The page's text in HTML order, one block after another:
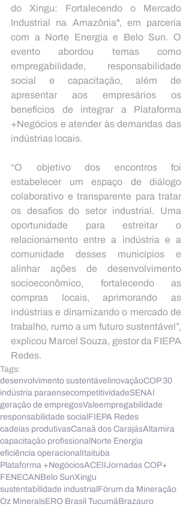
do Xingu: Fortalecendo o Mercado
Industrial na Amazônia", em parceria
com a Norte Energia e Belo Sun. O
evento abordou temas como
empregabilidade, responsabilidade
social e capacitação, além de
apresentar aos empresários os
benefícios de integrar a Plataforma
+Negócios e atender às demandas das
indústrias locais.
“O objetivo dos encontros foi
estabelecer um espaço de diálogo
colaborativo e transparente para tratar
os desafios do setor industrial. Uma
oportunidade para estreitar o
relacionamento entre a indústria e a
comunidade desses municípios e
alinhar ações de desenvolvimento
socioeconômico, fortalecendo as
compras locais, aprimorando as
indústrias e dinamizando o mercado de
trabalho, rumo a um futuro sustentável”,
explicou Marcel Souza, gestor da FIEPA
Redes.
Tags:
desenvolvimento sustentável inovaçãoCOP 30
indústria paraensecompetitividadeSENAI
geração de empregosValeempregabilidade
responsabilidade social FIEPA Redes
cadeias produtivasCanaã dos CarajásAltamira
capacitação profissional Norte Energia
eficiência operacional Itaituba
Plataforma +NegóciosACEIIJornadas COP+
FENECANBelo SunXingu
sustentabilidade industrial Fórum da Mineração
Oz MineralsERO Brasil TucumãBrazauro